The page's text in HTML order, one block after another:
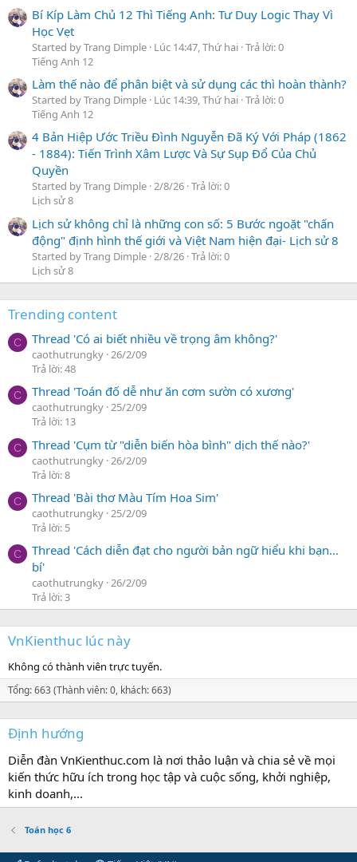
Bí Kíp Làm Chủ 12 Thì Tiếng Anh: Tư Duy Logic Thay Vì
Học Vẹt
Started by Trang Dimple Lúc 14:47, Thứ hai Trả lời: 0
Tiếng Anh 12
Làm thế nào để phân biệt và sử dụng các thì hoàn thành?
Started by Trang Dimple Lúc 14:39, Thứ hai Trả lời: 0
Tiếng Anh 12
4 Bản Hiệp Ước Triều Đình Nguyễn Đã Ký Với Pháp (1862
- 1884): Tiến Trình Xâm Lược Và Sự Sụp Đổ Của Chủ
Quyền
Started by Trang Dimple 2/8/26 Trả lời: 0
Lịch sử 8
Lịch sử không chỉ là những con số: 5 Bước ngoặt "chấn
động" định hình thế giới và Việt Nam hiện đại- Lịch sử 8
Started by Trang Dimple 2/8/26 Trả lời: 0
Lịch sử 8
Trending content
C Thread 'Có ai biết nhiều về trọng âm không?'
caothutrungky 26/2/09
Trả lời: 48
C Thread 'Toán đố dễ như ăn cơm sườn có xương'
caothutrungky 25/2/09
Trả lời: 13
C Thread 'Cụm từ "diễn biến hòa bình" dịch thế nào?'
caothutrungky 26/2/09
Trả lời: 8
C Thread 'Bài thơ Màu Tím Hoa Sim'
caothutrungky 25/2/09
Trả lời: 5
C
Thread 'Cách diễn đạt cho người bản ngữ hiểu khi bạn…
bí'
caothutrungky 26/2/09
Trả lời: 3
VnKienthuc lúc này
Không có thành viên trực tuyến.
Tổng: 663 (Thành viên: 0, khách: 663)
Định hướng
Diễn đàn VnKienthuc.com là nơi thảo luận và chia sẻ về mọi
kiến thức hữu ích trong học tập và cuộc sống, khởi nghiệp,
kinh doanh,...
Toán học 6